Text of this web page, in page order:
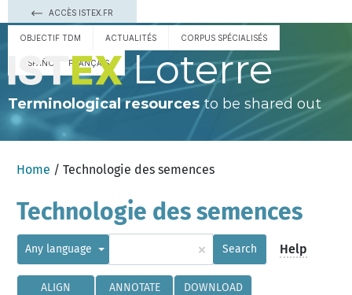
ACCÈS ISTEX.FR
OBJECTIF TDM ACTUALITÉS CORPUS SPÉCIALISÉS
ESPAÑOL FRANÇAIS Loterre
Terminological resourcesto be shared out
Home / Technologie des semences
Technologie des semences
Any language × Search Help
ALIGN ANNOTATE DOWNLOAD